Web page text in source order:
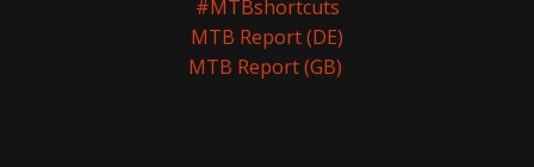
#MTBshortcuts
MTB Report (DE)
MTB Report (GB)